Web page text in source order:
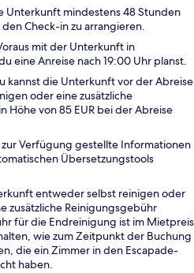
Unterkunft mindestens 48 Stunden
Check-in zu arrangieren.
mit der Unterkunft in
eine Anreise nach 19:00 Uhr planst.
kannst die Unterkunft vor der Abreise
oder eine zusätzliche
Höhe von 85 EUR bei der Abreise
Verfügung gestellte Informationen
Übersetzungstools
entweder selbst reinigen oder
zusätzliche Reinigungsgebühr
für die Endreinigung ist im Mietpreis
wie zum Zeitpunkt der Buchung
die ein Zimmer in den Escapade-
haben.